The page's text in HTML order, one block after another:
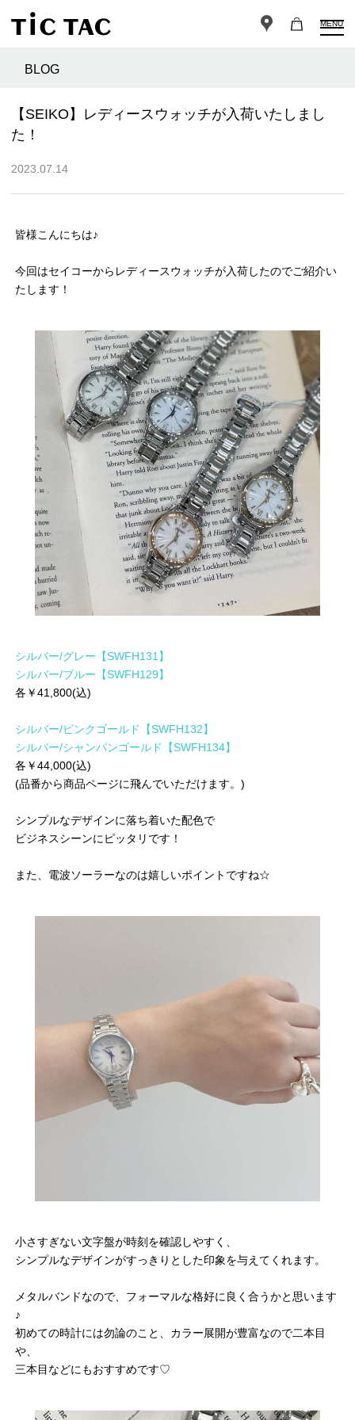
MENU
BLOG
【SEIKO】レディースウォッチが入荷いたしまし
た！
2023.07.14
皆様こんにちは♪
今回はセイコーからレディースウォッチが入荷したのでご紹介い
たします！
シルバー/グレー【SWFH131】
シルバー/ブルー【SWFH129】
各￥41,800(込)
シルバー/ピンクゴールド【SWFH132】
シルバー/シャンパンゴールド【SWFH134】
各￥44,000(込)
(品番から商品ページに飛んでいただけます。)
シンプルなデザインに落ち着いた配色で
ビジネスシーンにピッタリです！
また、電波ソーラーなのは嬉しいポイントですね☆
小さすぎない文字盤が時刻を確認しやすく、
シンプルなデザインがすっきりとした印象を与えてくれます。
メタルバンドなので、フォーマルな格好に良く合うかと思います
♪
初めての時計には勿論のこと、カラー展開が豊富なので二本目
や、
三本目などにもおすすめです♡